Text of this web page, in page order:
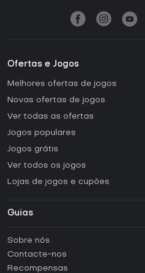
Ofertas e Jogos
Melhores ofertas de jogos
Novas ofertas de jogos
Ver todas as ofertas
Jogos populares
Jogos grátis
Ver todos os jogos
Lojas de jogos e cupões
Guias
Como ativar uma CD Key Steam?
Sobre nós
Contacte-nos
Recompensas